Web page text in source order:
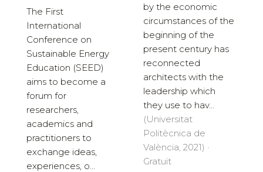
The First
International
Conference on
Sustainable Energy
Education (SEED)
aims to become a
forum for
researchers,
academics and
practitioners to
exchange ideas,
experiences, o...
by the economic
circumstances of the
beginning of the
present century has
reconnected
architects with the
leadership which
they use to hav...
(Universitat
Politècnica de
València, 2021) ·
Gratuït